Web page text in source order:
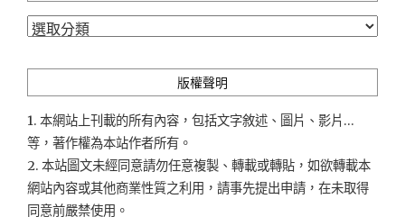
分
版權聲明
1. 本網站上刊載的所有內容，包括文字敘述、圖片、影片...
等，著作權為本站作者所有。
2. 本站圖文未經同意請勿任意複製、轉載或轉貼，如欲轉載本
網站內容或其他商業性質之利用，請事先提出申請，在未取得
同意前嚴禁使用。